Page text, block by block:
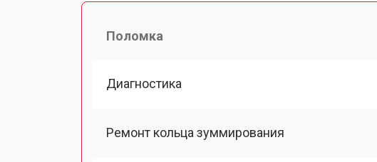
Поломка
Диагностика
Ремонт кольца зуммирования